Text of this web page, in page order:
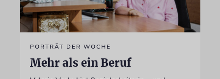
PORTRÄT DER WOCHE
Mehr als ein Beruf